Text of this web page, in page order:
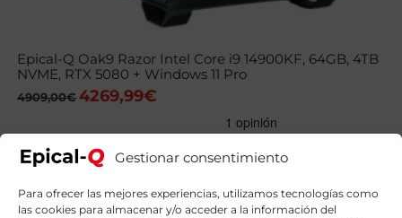
Gestionar consentimiento
Para ofrecer las mejores experiencias, utilizamos tecnologías como
las cookies para almacenar y/o acceder a la información del
Epical-Q Oak9 Razor Intel Core i9 14900KF, 64GB, 4TB
NVME, RTX 5080 + Windows 11 Pro
4909,00€ El
era:
4909,00€.
4269,99€
es: